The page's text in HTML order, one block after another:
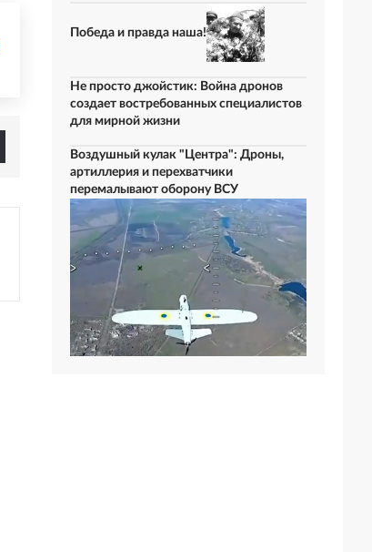
Победа и правда наша!
Не просто джойстик: Война дронов
создает востребованных специалистов
для мирной жизни
Воздушный кулак "Центра": Дроны,
артиллерия и перехватчики
перемалывают оборону ВСУ